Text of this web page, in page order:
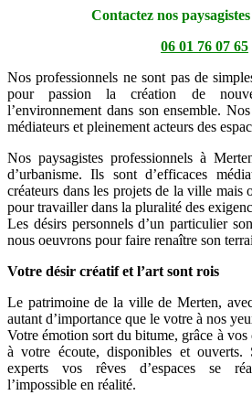
Contactez nos
06 01 76 07 65
Nos professionnels ne sont pas de
pour passion la création de
l’environnement dans son ensemble.
médiateurs et pleinement acteurs des
Nos paysagistes professionnels à
d’urbanisme. Ils sont d’efficaces
créateurs dans les projets de la ville mais
pour travailler dans la pluralité des
Les désirs personnels d’un particulier
nous oeuvrons pour faire renaître son
Votre désir créatif et l’art sont rois
Le patrimoine de la ville de Merten,
autant d’importance que le votre à nos
Votre émotion sort du bitume, grâce à vos
à votre écoute, disponibles et ouverts.
experts vos rêves d’espaces se
l’impossible en réalité.